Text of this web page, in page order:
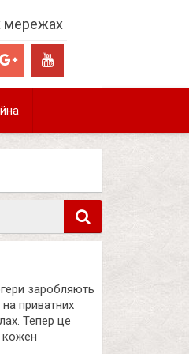
мережах
заробляють
приватних
Тепер це